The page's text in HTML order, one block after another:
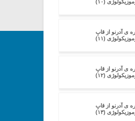
(۱۰)
ی آدرنو از قابِ
(۱۱)
ی آدرنو از قابِ
(۱۲)
ی آدرنو از قابِ
(۱۳)